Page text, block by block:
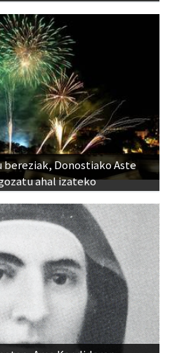
Donostiako Aste
ahal izateko